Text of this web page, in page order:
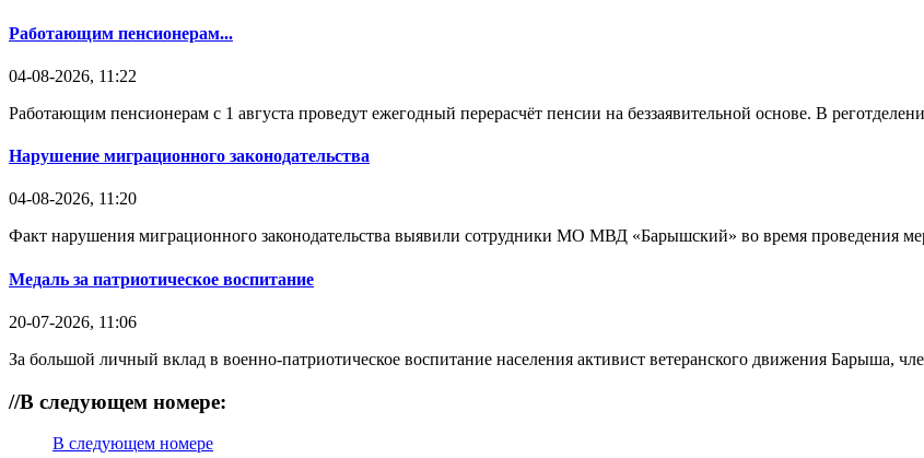
Работающим пенсионерам...
04-08-2026, 11:22
Работающим пенсионерам с 1 августа проведут ежегодный перерасчёт пенсии на беззаявительной основе. В
Нарушение миграционного законодательства
04-08-2026, 11:20
Факт нарушения миграционного законодательства выявили сотрудники МО МВД «Барышский» во время проведения
Медаль за патриотическое воспитание
20-07-2026, 11:06
За большой личный вклад в военно-патриотическое воспитание населения активист ветеранского движения Барыша,
//В следующем номере:
В следующем номере